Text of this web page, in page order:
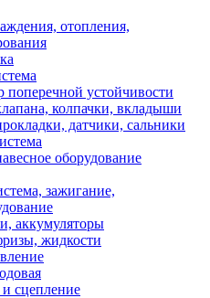
отопления,
поперечной устойчивости
колпачки, вкладыши
датчики, сальники
оборудование
зажигание,
аккумуляторы
жидкости
сцепление